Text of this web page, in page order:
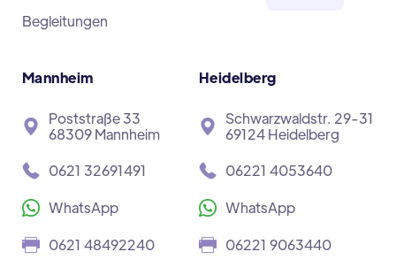
Begleitungen
Mannheim
Poststraße 33
68309 Mannheim
0621 32691491
WhatsApp
0621 48492240
Heidelberg
Schwarzwaldstr. 29-31
69124 Heidelberg
06221 4053640
WhatsApp
06221 9063440